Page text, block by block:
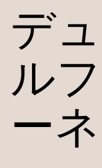
プデ
ル
ー